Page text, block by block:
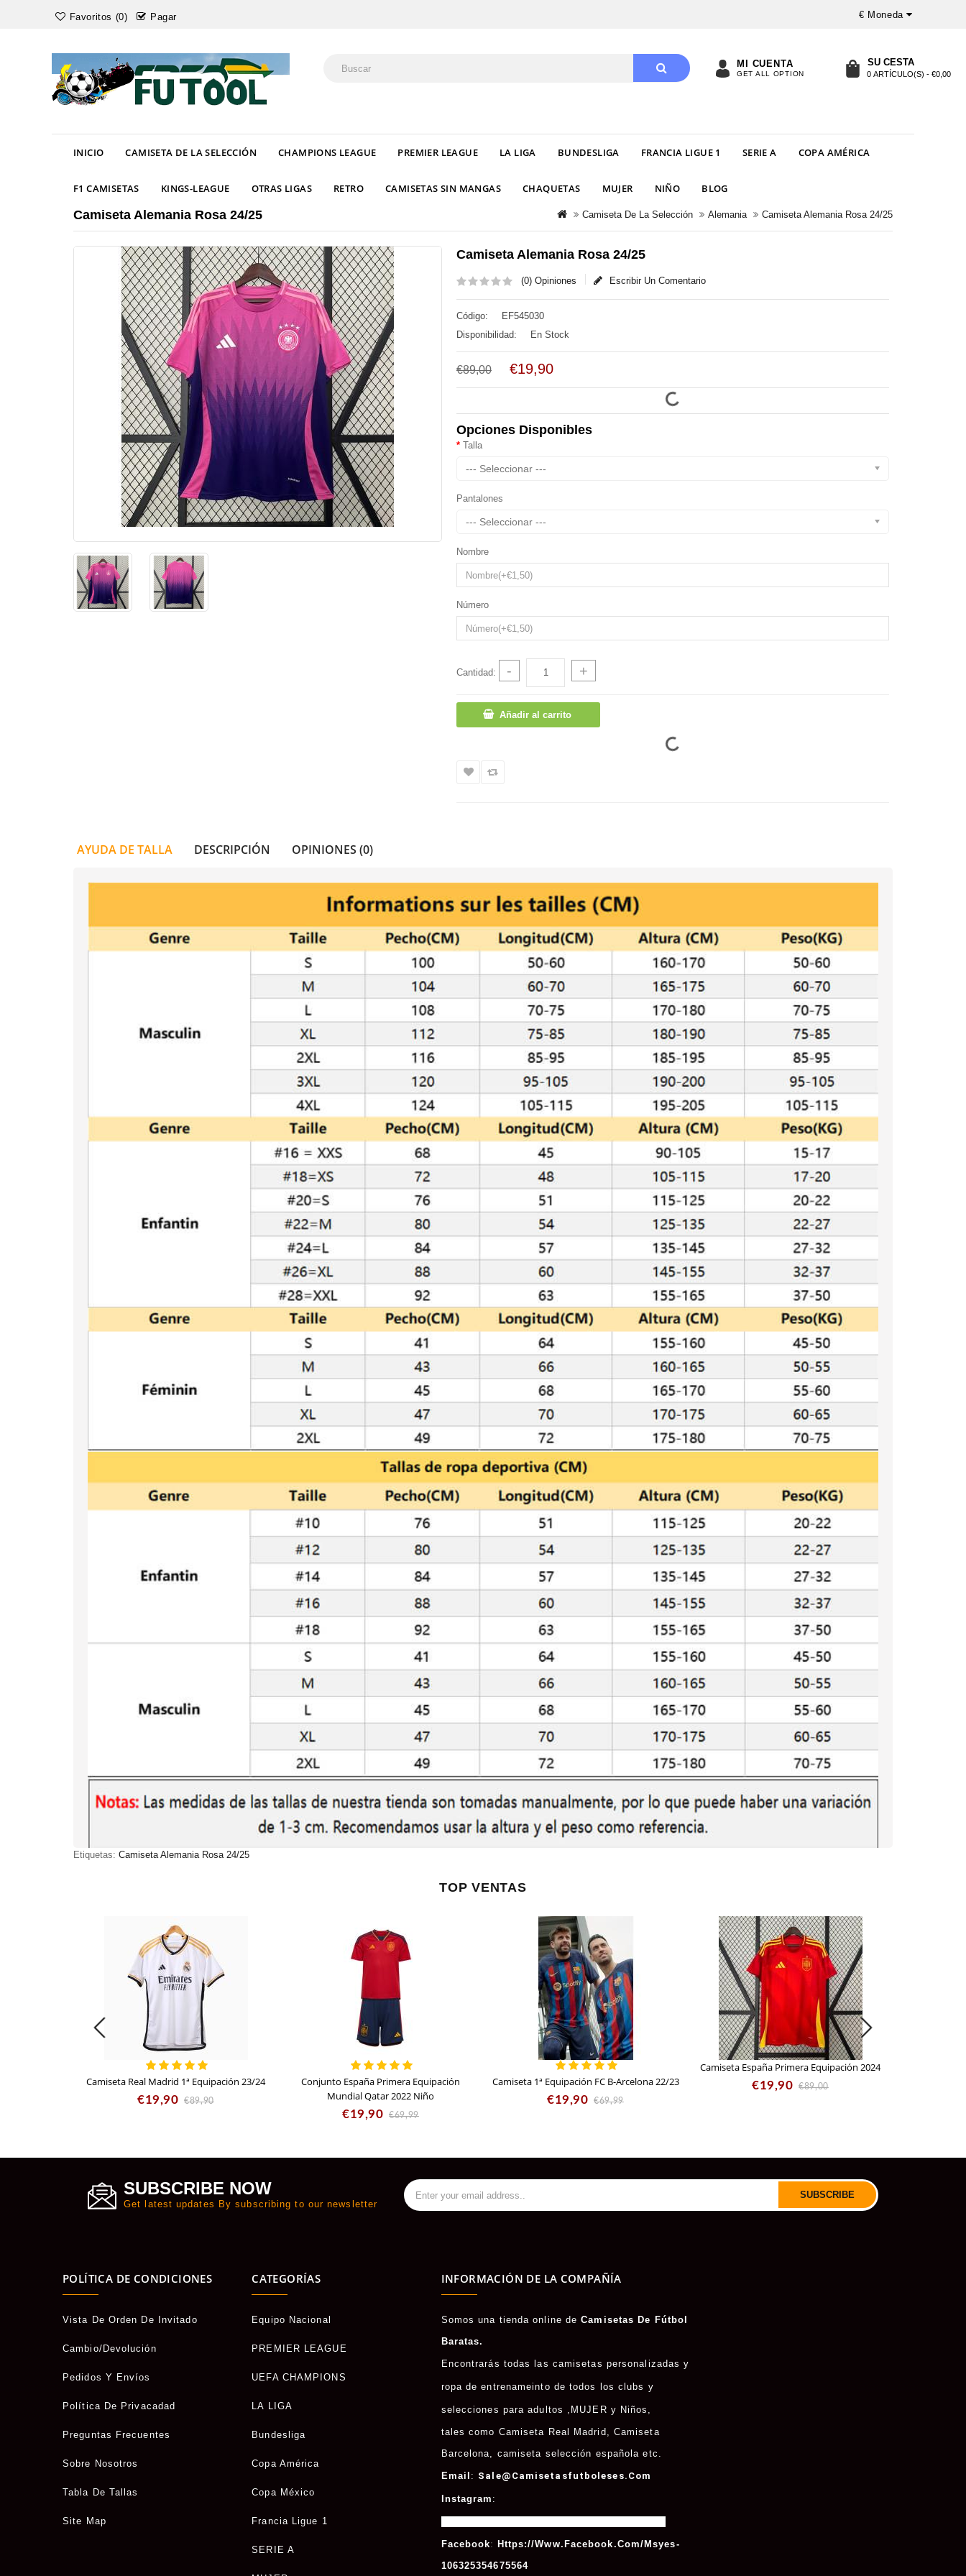
Favoritos (0) Pagar € Moneda
0 ARTÍCULO(S) - €0,00
SU CESTA
MI CUENTA
GET ALL OPTION
INICIO CAMISETA DE LA SELECCIÓN CHAMPIONS LEAGUE PREMIER LEAGUE LA LIGA BUNDESLIGA FRANCIA LIGUE 1 SERIE A COPA AMÉRICA
F1 CAMISETAS KINGS-LEAGUE OTRAS LIGAS RETRO CAMISETAS SIN MANGAS CHAQUETAS MUJER NIÑO BLOG
Camiseta Alemania Rosa 24/25 Camiseta De La Selección Alemania Camiseta Alemania Rosa 24/25
Camiseta Alemania Rosa 24/25
(0) Opiniones Escribir Un Comentario
Código:
EF545030
Disponibilidad:
En Stock
€89,00 €19,90
Opciones Disponibles
Talla
--- Seleccionar ---
Pantalones
--- Seleccionar ---
Nombre
Número
Cantidad: - +
Añadir al carrito
AYUDA DE TALLA DESCRIPCIÓN OPINIONES (0)
Etiquetas: Camiseta Alemania Rosa 24/25
TOP VENTAS
Camiseta Real Madrid 1ª Equipación 23/24
€19,90 €89,90
Conjunto España Primera Equipación
Mundial Qatar 2022 Niño
€19,90 €69,99
Camiseta 1ª Equipación FC B-Arcelona 22/23
€19,90 €69,99
Camiseta España Primera Equipación 2024
€19,90 €89,00
SUBSCRIBE NOW
Get latest updates By subscribing to our newsletter
SUBSCRIBE
POLÍTICA DE CONDICIONES
Vista De Orden De Invitado
Cambio/Devolución
Pedidos Y Envíos
Política De Privacadad
Preguntas Frecuentes
Sobre Nosotros
Tabla De Tallas
Site Map
CATEGORÍAS
Equipo Nacional
PREMIER LEAGUE
UEFA CHAMPIONS
LA LIGA
Bundesliga
Copa América
Copa México
Francia Ligue 1
SERIE A
INFORMACIÓN DE LA COMPAÑÍA
Somos una tienda online deCamisetas De Fútbol
Baratas.
Encontrarás todas las camisetas personalizadas y
ropa de entrenameinto de todos los clubs y
selecciones para adultos , MUJER y Niños ,
tales como Camiseta Real Madrid , Camiseta
Barcelona, camiseta selección española etc.
Email : Sale@camisetasfutboleses.com
Instagram :
Facebook: Https://www.facebook.com/msyes-
106325354675564